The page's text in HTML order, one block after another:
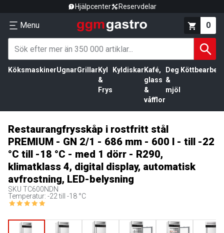
Hjälpcenter Reservdelar
Menu 0
KöksmaskinerUgnarGrillar Kyl
&
Frys
Kyldiskar Kafé,
glass
&
våfflor
Deg
&
mjöl
Restaurangfrysskåp i rostfritt stål
PREMIUM - GN 2/1 - 686 mm - 600 l - till -22
°C till -18 °C - med 1 dörr - R290,
klimatklass 4, digital display, automatisk
avfrostning, LED-belysning
SKU TC600NDN
Temperatur: -22 till -18 °C